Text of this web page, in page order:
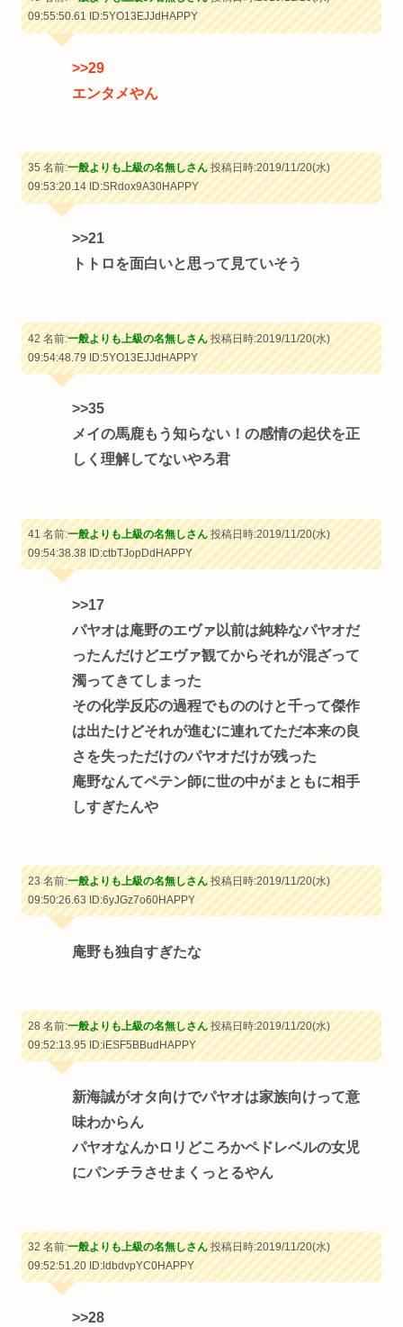
09:55:50.61ID:5YO13EJJdHAPPY
>>29
エンタメやん
35 名前:一般よりも上級の名無しさん投稿日時:2019/11/20(水)
09:53:20.14ID:SRdox9A30HAPPY
>>21
トトロを面白いと思って見ていそう
42 名前:一般よりも上級の名無しさん投稿日時:2019/11/20(水)
09:54:48.79ID:5YO13EJJdHAPPY
>>35
メイの馬鹿もう知らない！の感情の起伏を正
しく理解してないやろ君
41 名前:一般よりも上級の名無しさん投稿日時:2019/11/20(水)
09:54:38.38ID:ctbTJopDdHAPPY
>>17
パヤオは庵野のエヴァ以前は純粋なパヤオだ
ったんだけどエヴァ観てからそれが混ざって
濁ってきてしまった
その化学反応の過程でもののけと千って傑作
は出たけどそれが進むに連れてただ本来の良
さを失っただけのパヤオだけが残った
庵野なんてペテン師に世の中がまともに相手
しすぎたんや
23 名前:一般よりも上級の名無しさん投稿日時:2019/11/20(水)
09:50:26.63ID:6yJGz7o60HAPPY
庵野も独自すぎたな
28 名前:一般よりも上級の名無しさん投稿日時:2019/11/20(水)
09:52:13.95ID:iESF5BBudHAPPY
新海誠がオタ向けでパヤオは家族向けって意
味わからん
パヤオなんかロリどころかペドレベルの女児
にパンチラさせまくっとるやん
32 名前:一般よりも上級の名無しさん投稿日時:2019/11/20(水)
09:52:51.20ID:ldbdvpYC0HAPPY
>>28